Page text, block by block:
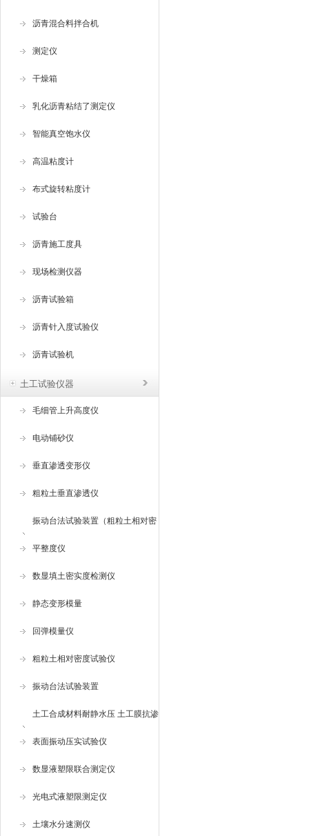
沥青混合料拌合机
测定仪
干燥箱
乳化沥青粘结了测定仪
智能真空饱水仪
高温粘度计
布式旋转粘度计
试验台
沥青施工度具
现场检测仪器
沥青试验箱
沥青针入度试验仪
沥青试验机
土工试验仪器
毛细管上升高度仪
电动铺砂仪
垂直渗透变形仪
粗粒土垂直渗透仪
振动台法试验装置（粗粒土相对密
度试验仪 ）
平整度仪
数显填土密实度检测仪
静态变形模量
回弹模量仪
粗粒土相对密度试验仪
振动台法试验装置
土工合成材料耐静水压 土工膜抗渗
仪
表面振动压实试验仪
数显液塑限联合测定仪
光电式液塑限测定仪
土壤水分速测仪